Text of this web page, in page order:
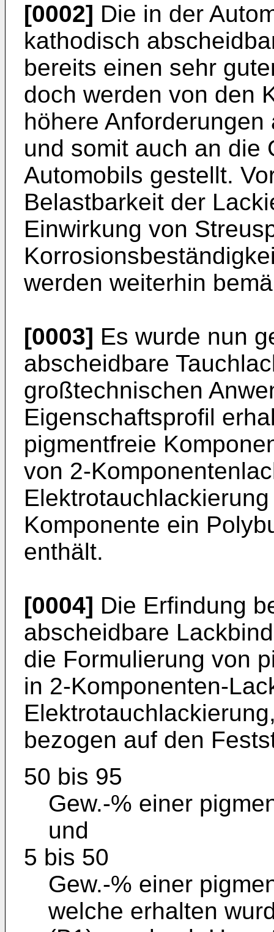
[0002] Die in der
kathodisch
bereits einen sehr
doch werden von den
höhere
und somit auch an die
Automobils gestellt.
Belastbarkeit der
Einwirkung von
werden weiterhin
[0003] Es wurde nun
abscheidbare
großtechnischen
Eigenschaftsprofil
pigmentfreie
von 2-
Komponente ein
enthält.
[0004] Die Erfindung
abscheidbare
die Formulierung von
in 2-Komponenten-
bezogen auf den
50 bis 95
Gew.-% einer
und
5 bis 50
Gew.-% einer
welche erhalten